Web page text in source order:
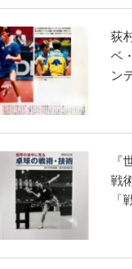
荻
ベ
ン
戦
「